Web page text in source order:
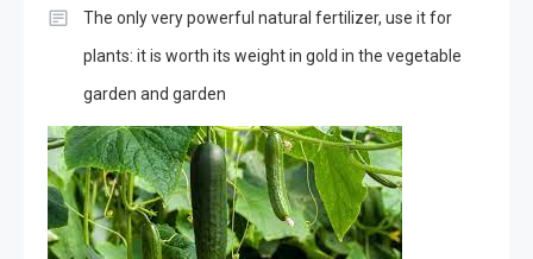
The only very powerful natural fertilizer, use it for
plants: it is worth its weight in gold in the vegetable
garden and garden